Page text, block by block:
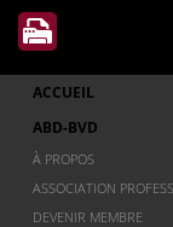
ACCUEIL
ABD-BVD
À PROPOS
ASSOCIATION
DEVENIR MEMBRE